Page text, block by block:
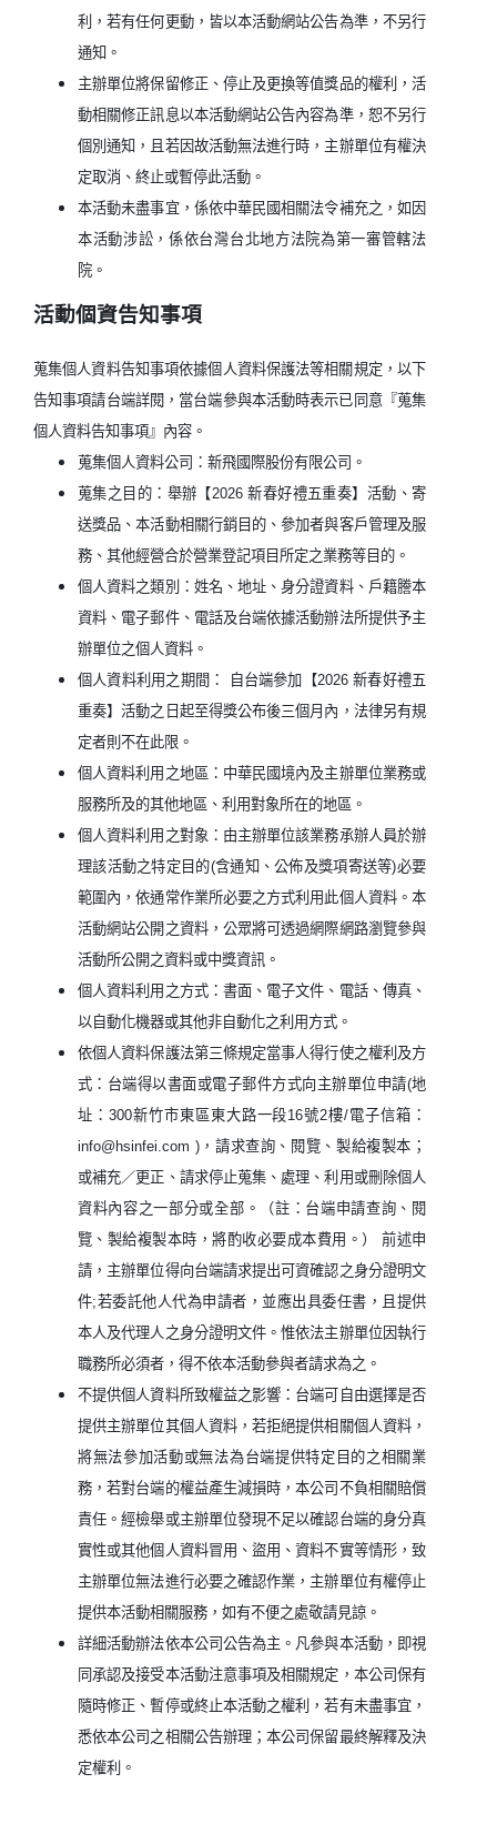
利，若有任何更動，皆以本活動網站公告為準，不另行
通知。
主辦單位將保留修正、停止及更換等值獎品的權利，活
動相關修正訊息以本活動網站公告內容為準，恕不另行
個別通知，且若因故活動無法進行時，主辦單位有權決
定取消、終止或暫停此活動。
本活動未盡事宜，係依中華民國相關法令補充之，如因
本活動涉訟，係依台灣台北地方法院為第一審管轄法
院。
活動個資告知事項
蒐集個人資料告知事項依據個人資料保護法等相關規定，以下
告知事項請台端詳閱，當台端參與本活動時表示已同意『蒐集
個人資料告知事項』內容。
蒐集個人資料公司：新飛國際股份有限公司。
蒐集之目的：舉辦【2026 新春好禮五重奏】活動、寄
送獎品、本活動相關行銷目的、參加者與客戶管理及服
務、其他經營合於營業登記項目所定之業務等目的。
個人資料之類別：姓名、地址、身分證資料、戶籍謄本
資料、電子郵件、電話及台端依據活動辦法所提供予主
辦單位之個人資料。
個人資料利用之期間： 自台端參加【2026 新春好禮五
重奏】活動之日起至得獎公布後三個月內，法律另有規
定者則不在此限。
個人資料利用之地區：中華民國境內及主辦單位業務或
服務所及的其他地區、利用對象所在的地區。
個人資料利用之對象：由主辦單位該業務承辦人員於辦
理該活動之特定目的(含通知、公佈及獎項寄送等)必要
範圍內，依通常作業所必要之方式利用此個人資料。本
活動網站公開之資料，公眾將可透過網際網路瀏覽參與
活動所公開之資料或中獎資訊。
個人資料利用之方式：書面、電子文件、電話、傳真、
以自動化機器或其他非自動化之利用方式。
依個人資料保護法第三條規定當事人得行使之權利及方
式：台端得以書面或電子郵件方式向主辦單位申請(地
址：300新竹市東區東大路一段16號2樓/電子信箱：
info@hsinfei.com )，請求查詢、閱覽、製給複製本；
或補充／更正、請求停止蒐集、處理、利用或刪除個人
資料內容之一部分或全部。（註：台端申請查詢、閱
覽、製給複製本時，將酌收必要成本費用。） 前述申
請，主辦單位得向台端請求提出可資確認之身分證明文
件;若委託他人代為申請者，並應出具委任書，且提供
本人及代理人之身分證明文件。惟依法主辦單位因執行
職務所必須者，得不依本活動參與者請求為之。
不提供個人資料所致權益之影響：台端可自由選擇是否
提供主辦單位其個人資料，若拒絕提供相關個人資料，
將無法參加活動或無法為台端提供特定目的之相關業
務，若對台端的權益產生減損時，本公司不負相關賠償
責任。經檢舉或主辦單位發現不足以確認台端的身分真
實性或其他個人資料冒用、盜用、資料不實等情形，致
主辦單位無法進行必要之確認作業，主辦單位有權停止
提供本活動相關服務，如有不便之處敬請見諒。
詳細活動辦法依本公司公告為主。凡參與本活動，即視
同承認及接受本活動注意事項及相關規定，本公司保有
隨時修正、暫停或終止本活動之權利，若有未盡事宜，
悉依本公司之相關公告辦理；本公司保留最終解釋及決
定權利。